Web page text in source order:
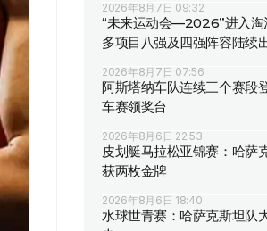
2026年8月7日 09:32
“未来运动会—2026”进入淘
多项目八强及四强阵容陆续
2026年8月7日 07:56
阿斯塔纳车队连续三个赛段
车赛领奖台
2026年8月6日 22:53
皮划艇马拉松亚锦赛：哈萨
获两枚金牌
2026年8月6日 18:40
水球世青赛：哈萨克斯坦队